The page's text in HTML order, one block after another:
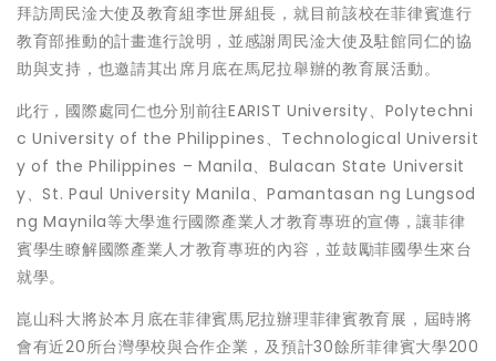
拜訪周民淦大使及教育組李世屏組長，就目前該校在菲律賓進行
教育部推動的計畫進行說明，並感謝周民淦大使及駐館同仁的協
助與支持，也邀請其出席月底在馬尼拉舉辦的教育展活動。
此行，國際處同仁也分別前往EARIST University、Polytechni
c University of the Philippines、Technological Universit
y of the Philippines – Manila、Bulacan State Universit
y、St. Paul University Manila、Pamantasan ng Lungsod
ng Maynila等大學進行國際產業人才教育專班的宣傳，讓菲律
賓學生瞭解國際產業人才教育專班的內容，並鼓勵菲國學生來台
就學。
崑山科大將於本月底在菲律賓馬尼拉辦理菲律賓教育展，屆時將
會有近20所台灣學校與合作企業，及預計30餘所菲律賓大學200